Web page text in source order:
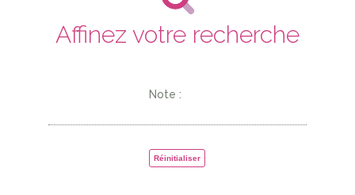
Affinez votre recherche
Note :
Réinitialiser